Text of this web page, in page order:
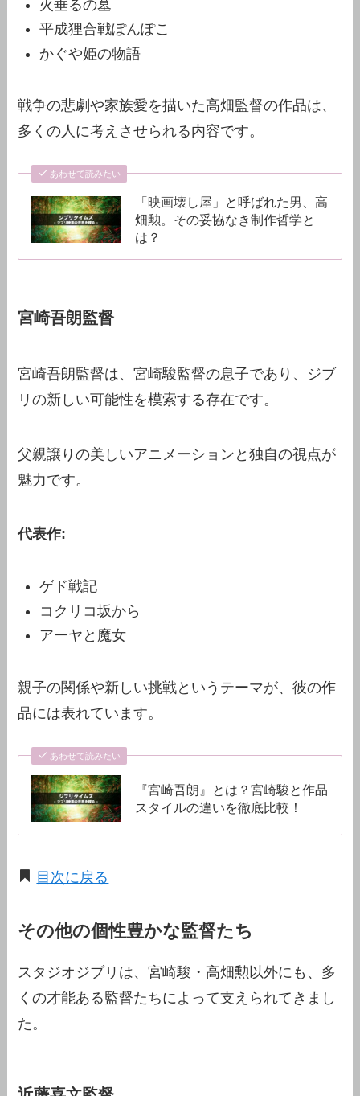
火垂るの墓
平成狸合戦ぽんぽこ
かぐや姫の物語
戦争の悲劇や家族愛を描いた高畑監督の作品は、
多くの人に考えさせられる内容です。
あわせて読みたい
「映画壊し屋」と呼ばれた男、高
畑勲。その妥協なき制作哲学と
は？
宮崎吾朗監督
宮崎吾朗監督は、宮崎駿監督の息子であり、ジブ
リの新しい可能性を模索する存在です。
父親譲りの美しいアニメーションと独自の視点が
魅力です。
代表作:
ゲド戦記
コクリコ坂から
アーヤと魔女
親子の関係や新しい挑戦というテーマが、彼の作
品には表れています。
あわせて読みたい
『宮崎吾朗』とは？宮崎駿と作品
スタイルの違いを徹底比較！
目次に戻る
その他の個性豊かな監督たち
スタジオジブリは、宮崎駿・高畑勲以外にも、多
くの才能ある監督たちによって支えられてきまし
た。